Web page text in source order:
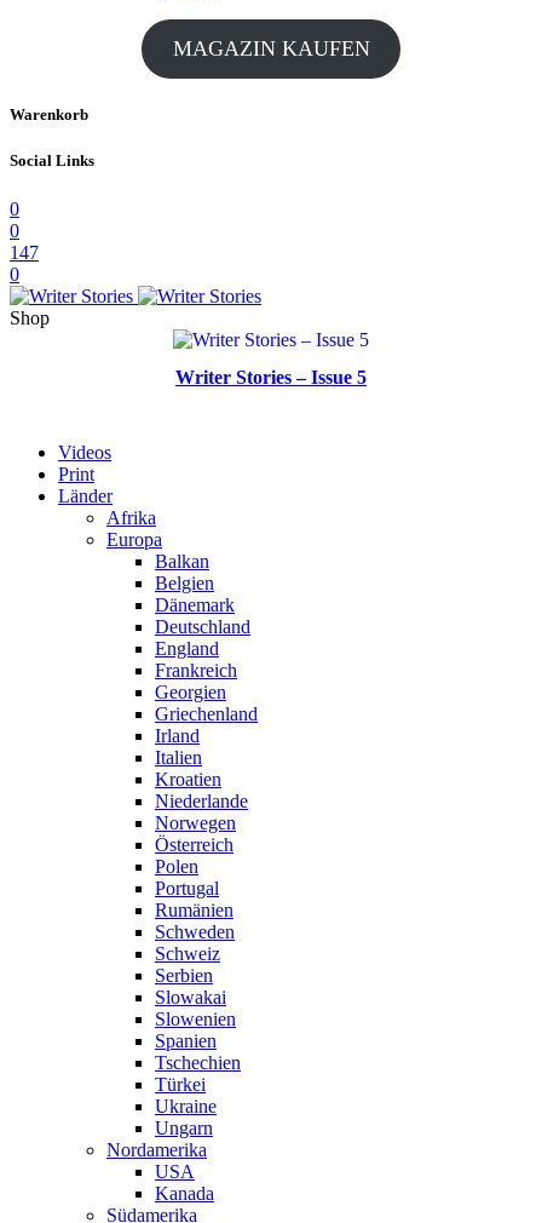
MAGAZIN KAUFEN
Warenkorb
Social Links
0
0
147
0
Shop
Writer Stories – Issue 5
Videos
Print
Länder
Afrika
Europa
Balkan
Belgien
Dänemark
Deutschland
England
Frankreich
Georgien
Griechenland
Irland
Italien
Kroatien
Niederlande
Norwegen
Österreich
Polen
Portugal
Rumänien
Schweden
Schweiz
Serbien
Slowakai
Slowenien
Spanien
Tschechien
Türkei
Ukraine
Ungarn
Nordamerika
USA
Kanada
Südamerika